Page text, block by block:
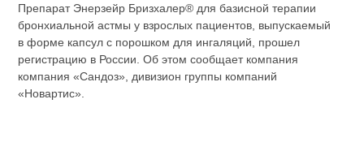
Препарат Энерзейр Бризхалер® для базисной терапии
бронхиальной астмы у взрослых пациентов, выпускаемый
в форме капсул с порошком для ингаляций, прошел
регистрацию в России. Об этом сообщает компания
компания «Сандоз», дивизион группы компаний
«Новартис».